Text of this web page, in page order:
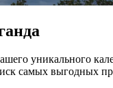
уникального
самых выгодных